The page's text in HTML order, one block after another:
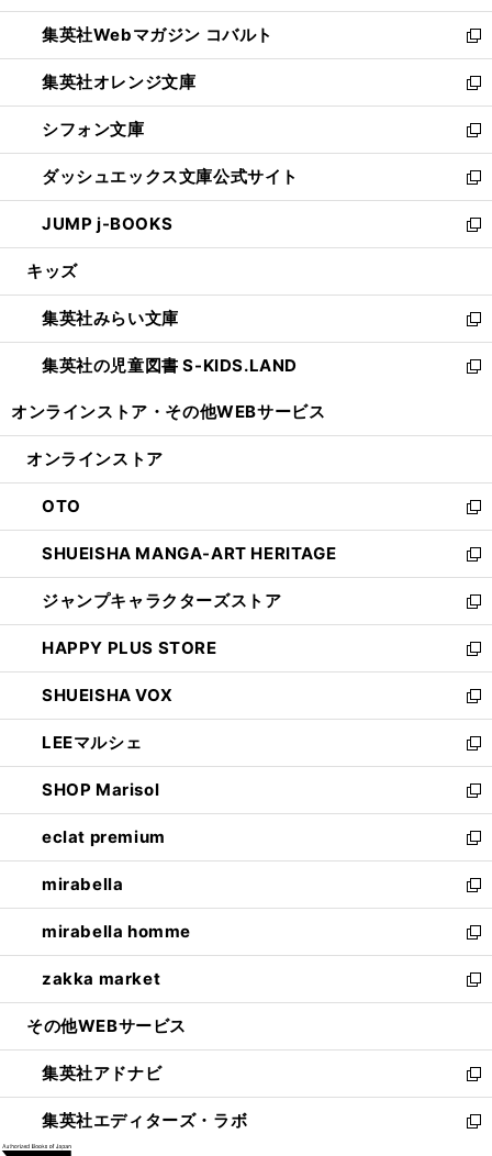
開
く
ウ
で
開
く
ン
ド
ウ
で
開
く
ウ
ィ
ン
ド
ウ
で
開
く
集英社Webマガジン コバルト
新
し
い
ウ
ィ
ン
ド
ウ
で
開
集英社オレンジ文庫
新
し
い
ウ
ィ
ン
ド
ウ
開
く
シフォン文庫
新
し
い
ウ
ィ
ン
ウ
で
開
く
ダッシュエックス文庫公式サイト
新
し
い
ウ
ン
ド
ウ
で
JUMP j-BOOKS
新
し
ウ
ィ
ン
ド
開
キッズ
集英社みらい文庫
新
し
い
ン
ウ
で
開
く
集英社の児童図書 S-KIDS.LAND
新
ウ
ン
ド
ウ
で
開
く
オンラインストア・ その他WEBサービス
オンラインストア
OTO
新
し
い
ウ
ィ
ン
ド
ウ
で
開
く
SHUEISHA MANGA-ART HERITAGE
新
し
い
ウ
ィ
ン
ド
ウ
で
開
く
ジャンプキャラクターズストア
新
し
い
ウ
ィ
ン
ド
ウ
で
開
く
HAPPY PLUS STORE
新
し
い
ウ
ィ
ン
ド
ウ
で
開
く
SHUEISHA VOX
新
し
い
ウ
ィ
ン
ド
ウ
で
開
く
LEEマルシェ
新
し
い
ウ
ィ
ン
ド
ウ
で
開
く
SHOP Marisol
新
し
い
ウ
ィ
ン
ド
ウ
で
開
eclat premium
新
し
い
ウ
ィ
ン
ド
ウ
開
く
mirabella
新
し
い
ウ
ィ
ン
ウ
で
開
く
mirabella homme
新
し
い
ウ
ン
ド
ウ
で
zakka market
新
し
ウ
ィ
ン
ド
その他WEBサービス
集英社アドナビ
新
し
い
集英社エディターズ・ラボ
新